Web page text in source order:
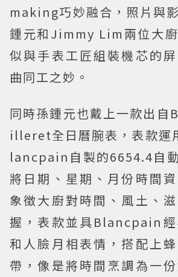
making巧妙融合，照片與
鍾元和Jimmy Lim兩位大廚
似與手表工匠組裝機芯的
曲同工之妙。
同時孫鍾元也戴上一款出
illeret全日曆腕表，表款運
lancpain自製的6654.4自
將日期、星期、月份時間
象徵大廚對時間、風土、
握，表款並具Blancpain經
和人臉月相表情，搭配上
帶，像是將時間烹調為一